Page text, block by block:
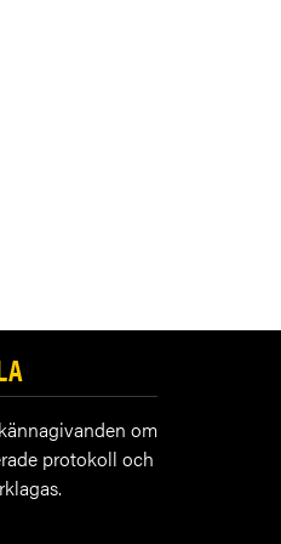
om
protokoll och